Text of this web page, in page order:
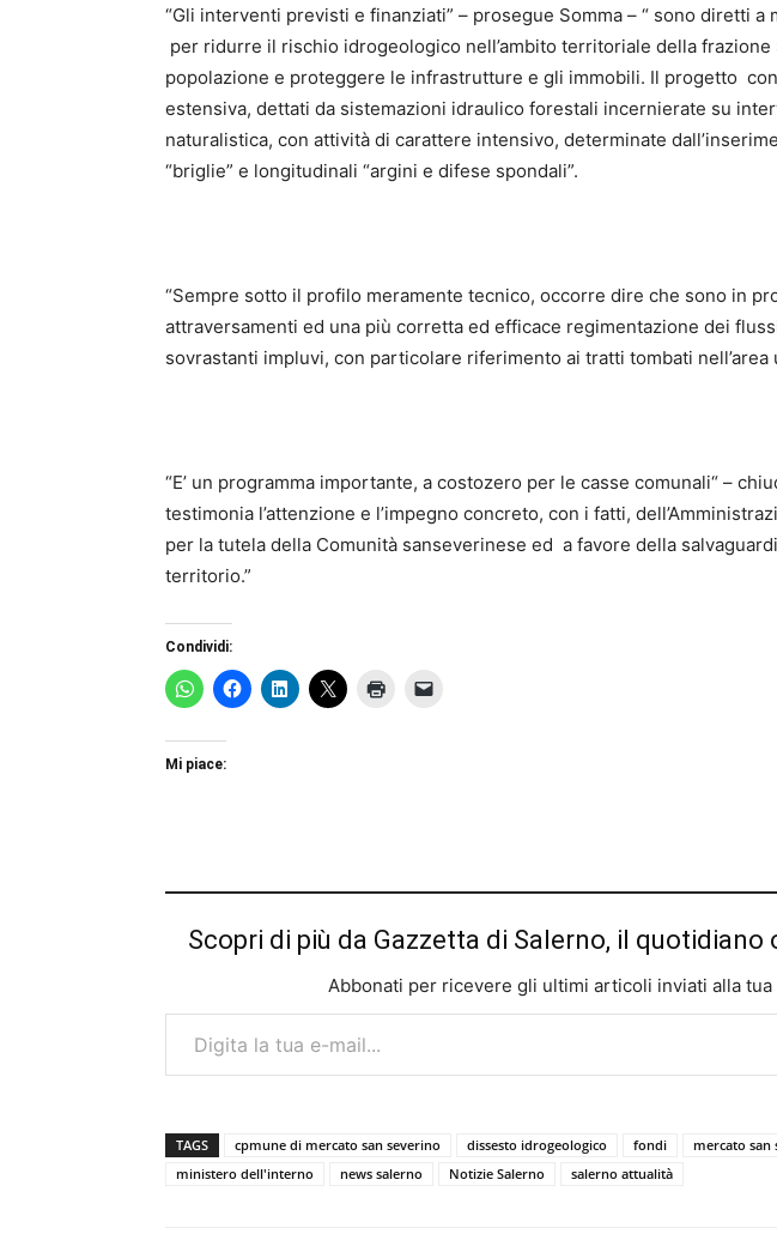
“Gli interventi previsti e finanziati” – prosegue Somma – “ sono diretti
per ridurre il rischio idrogeologico nell’ambito territoriale della frazione
popolazione e proteggere le infrastrutture e gli immobili. Il progetto
estensiva, dettati da sistemazioni idraulico forestali incernierate su
naturalistica, con attività di carattere intensivo, determinate
“briglie” e longitudinali “argini e difese spondali”.
“Sempre sotto il profilo meramente tecnico, occorre dire che sono in
attraversamenti ed una più corretta ed efficace regimentazione dei
sovrastanti impluvi, con particolare riferimento ai tratti tombati nell’area
“E’ un programma importante, a costozero per le casse comunali“ –
testimonia l’attenzione e l’impegno concreto, con i fatti,
per la tutela della Comunità sanseverinese ed a favore della
territorio.”
Condividi:
Mi piace:
Scopri di più da Gazzetta di Salerno, il quotidiano
Abbonati per ricevere gli ultimi articoli inviati alla tua
Digita la tua e-mail...
TAGS cpmune di mercato san severino dissesto idrogeologico fondi
mercato san
ministero dell'interno
news salerno Notizie Salerno salerno attualità